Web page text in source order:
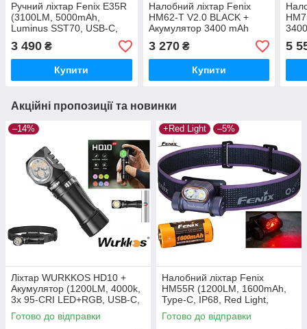
Ручний ліхтар Fenix ​​E35R
(3100LM, 5000mAh,
Luminus SST70, USB-C,
IP68)
3 490 ₴
Купити
Налобний ліхтар Fenix
HM62-T V2.0 BLACK +
Акумулятор 3400 mAh
(1200LM, LUMINUS
SST40, 18650, IP68, Red
Light)
3 270₴
Купити
5
Акційні пропозиції та новинки
–14%
Ліхтар WURKKOS HD10 +
Акумулятор (1200LM, 4000k,
3x 95-CRI LED+RGB, USB-C,
IP-68, Магніт, Кліпса, Anduril
2)
Готово до відправки
+Red Light –5%
Налобний ліхтар Fenix
HM55R (1200LM, 1600mAh,
Type-C, IP68, Red Light,
18350) Фіолетовий
Готово до відправки